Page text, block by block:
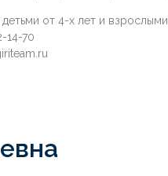
детьми от 4-х лет и взрослыми.
14-70